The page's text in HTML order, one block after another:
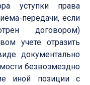
уступки права
передачи, если
договором)
учете отразить
документально
безвозмездно
иной позиции с